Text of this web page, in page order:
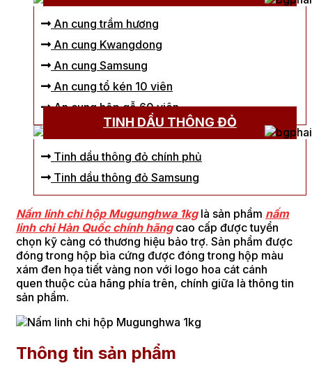
An cung trầm hương
An cung Kwangdong
An cung Samsung
An cung tổ kén 10 viên
An cung hộp gỗ 60 viên
TINH DẦU THÔNG ĐỎ
Tinh dầu thông đỏ chính phủ
Tinh dầu thông đỏ Samsung
Nấm linh chi hộp Mugunghwa 1kglà sản phẩm nấm
linh chi Hàn Quốc chính hãngcao cấp được tuyển
chọn kỹ càng có thương hiệu bảo trợ. Sản phẩm được
đóng trong hộp bìa cứng được đóng trong hộp màu
xám đen họa tiết vàng non với logo hoa cát cánh
quen thuộc của hãng phía trên, chính giữa là thông tin
sản phẩm.
Thông tin sản phẩm